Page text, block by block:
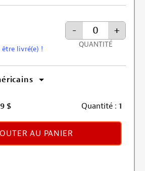
être livré(e) !
- +
QUANTITÉ
$ Quantité : 1
AU PANIER